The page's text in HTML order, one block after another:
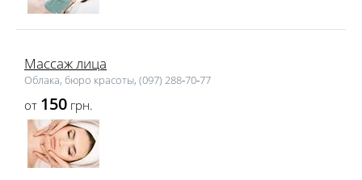
Массаж лица
Облака, бюро красоты, (097) 288‑70‑77
от 150 грн.